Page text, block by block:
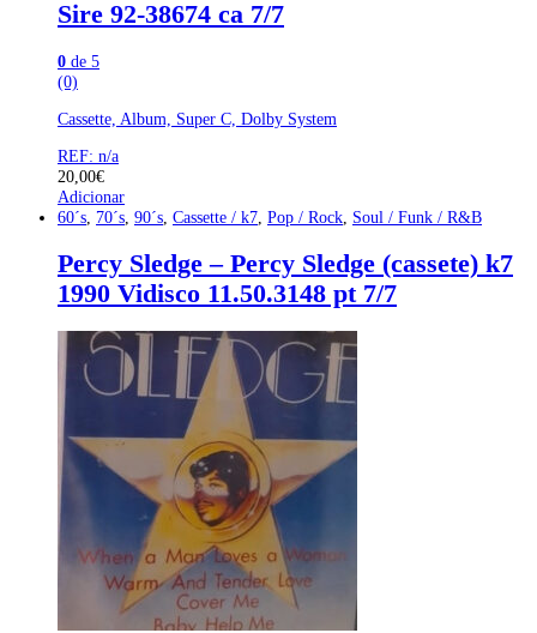
Sire 92-38674 ca 7/7
0 de 5
(0)
Cassette, Album, Super C, Dolby System
REF: n/a
20,00€
Adicionar
60´s, 70´s, 90´s, Cassette / k7, Pop / Rock, Soul / Funk / R&B
Percy Sledge – Percy Sledge (cassete) k7
1990 Vidisco 11.50.3148 pt 7/7